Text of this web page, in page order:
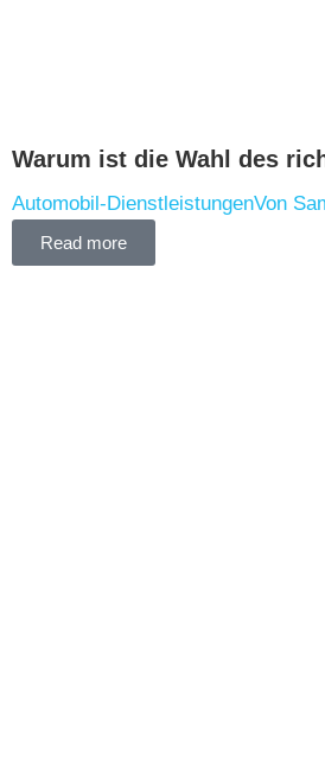
Warum ist die Wahl des
Automobil-DienstleistungenVon
Read more